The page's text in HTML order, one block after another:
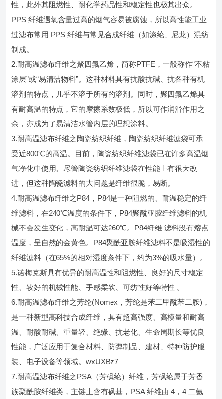
性，此外其阻燃性、耐化学药品性和稳定性也极其出众。
PPS 纤维遇氧含量过高的烟气容易被腐蚀，所以高性能工业
过滤布常用 PPS 纤维与常见合成纤维（如涤纶、尼龙）混纺
制成。
2.耐高温滤布纤维之聚四氟乙烯，简称PTFE，一般称作“不粘
涂层”或“易清洁物料”。这种材料具有抗酸抗碱、抗各种有机
溶剂的特点，几乎不溶于所有的溶剂。同时，聚四氟乙烯具
有耐高温的特点，它的摩擦系数极低，所以可作润滑作用之
余，亦成为了易清洁水管内层的理想涂料。
3.耐高温滤布纤维之陶瓷纺织纤维，陶瓷纺织纤维滤袋可承
受近800℃的高温。目前，陶瓷纺织纤维滤袋已在许多高温烟
气净化中使用。尽管陶瓷纺织纤维滤袋在性能上有很大改
进，但这种陶瓷滤料的大问题是纤维很脆，易断。
4.耐高温滤布纤维之P84，P84是一种阻燃的、耐温稳定的纤
维滤料，在240℃温度的条件下，P84聚酰亚胺纤维滤料的机
械不会发生变化，高耐温可达260℃。P84纤维 滤料没有熔点
温度，呈自然的金黄色。P84聚酰亚胺纤维滤料不是吸湿性的
纤维滤料（在65%的相对湿度条件下，约为3%的吸水量）。
5.诺梅克斯具有优异的耐高温性和阻燃性、良好的尺寸稳定
性、较好的机械性能、手感柔软、可纺性好等特性 。
6.耐高温滤布纤维之芳纶(Nomex，芳纶是苯二甲酰苯二胺)，
是一种新型高科技合成纤维，具有超高强度、高模量和耐高
温、耐酸耐碱、重量轻、绝缘、抗老化、生命周期长等优良
性能，广泛应用于复合材料、防弹制品、建材、特种防护服
装、电子设备等领域。wxUXBz7
7.耐高温滤布纤维之PSA（芳砜纶）纤维，芳砜纶属于芳香
族聚酰胺纤维类，主链上含有砜基，PSA 纤维由 4，4 二氨